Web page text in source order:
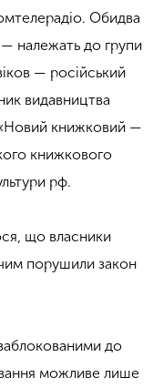
Обидва
належать до групи
— російський
видавництва
книжковий —
книжкового
рф.
що власники
порушили закон
до
можливе лише